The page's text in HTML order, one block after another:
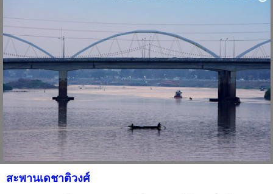
สะพานเดชาติวงศ์